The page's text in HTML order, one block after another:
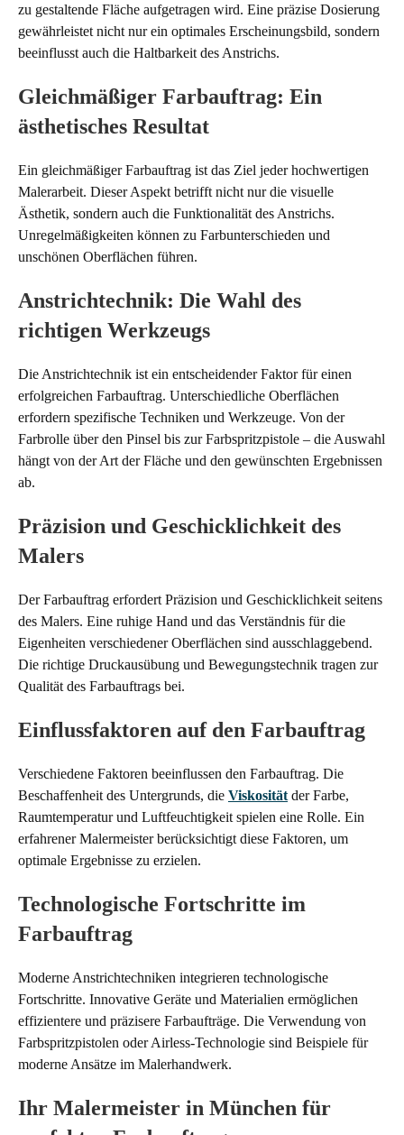
zu gestaltende Fläche aufgetragen wird. Eine präzise Dosierung
gewährleistet nicht nur ein optimales Erscheinungsbild, sondern
beeinflusst auch die Haltbarkeit des Anstrichs.
Gleichmäßiger Farbauftrag: Ein
ästhetisches Resultat
Ein gleichmäßiger Farbauftrag ist das Ziel jeder hochwertigen
Malerarbeit. Dieser Aspekt betrifft nicht nur die visuelle
Ästhetik, sondern auch die Funktionalität des Anstrichs.
Unregelmäßigkeiten können zu Farbunterschieden und
unschönen Oberflächen führen.
Anstrichtechnik: Die Wahl des
richtigen Werkzeugs
Die Anstrichtechnik ist ein entscheidender Faktor für einen
erfolgreichen Farbauftrag. Unterschiedliche Oberflächen
erfordern spezifische Techniken und Werkzeuge. Von der
Farbrolle über den Pinsel bis zur Farbspritzpistole – die Auswahl
hängt von der Art der Fläche und den gewünschten Ergebnissen
ab.
Präzision und Geschicklichkeit des
Malers
Der Farbauftrag erfordert Präzision und Geschicklichkeit seitens
des Malers. Eine ruhige Hand und das Verständnis für die
Eigenheiten verschiedener Oberflächen sind ausschlaggebend.
Die richtige Druckausübung und Bewegungstechnik tragen zur
Qualität des Farbauftrags bei.
Einflussfaktoren auf den Farbauftrag
Verschiedene Faktoren beeinflussen den Farbauftrag. Die
Beschaffenheit des Untergrunds, die Viskosität der Farbe,
Raumtemperatur und Luftfeuchtigkeit spielen eine Rolle. Ein
erfahrener Malermeister berücksichtigt diese Faktoren, um
optimale Ergebnisse zu erzielen.
Technologische Fortschritte im
Farbauftrag
Moderne Anstrichtechniken integrieren technologische
Fortschritte. Innovative Geräte und Materialien ermöglichen
effizientere und präzisere Farbaufträge. Die Verwendung von
Farbspritzpistolen oder Airless-Technologie sind Beispiele für
moderne Ansätze im Malerhandwerk.
Ihr Malermeister in München für